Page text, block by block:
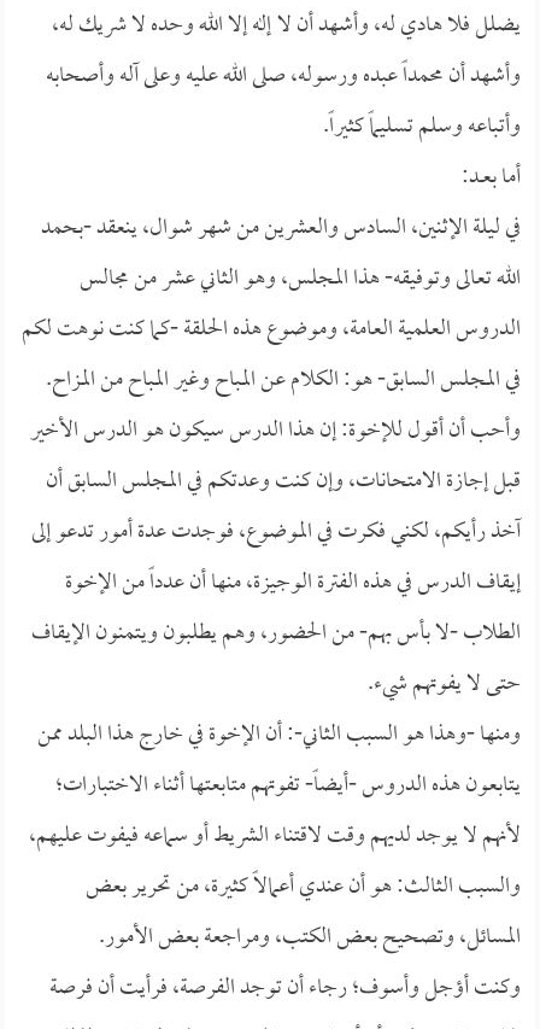
يضلل فلا هادي له، وأشهد أن لا إله إلا الله وحده لا شريك له،
وأشهد أن محمداً عبده ورسوله، صلى الله عليه وعلى آله وأصحابه
وأتباعه وسلم تسليماً كثيراً.
أما بعــد:
في ليلة الإثنين، السادس والعشرين من شهر شوال، ينعقد -بحمد
الله تعالى وتوفيقه- هذا المجلس، وهو الثاني عشر من مجالس
الدروس العلمية العامة، وموضوع هذه الحلقة -كما كنت نوهت لكم
في المجلس السابق- هو: الكلام عن المباح وغير المباح من المزاح.
وأحب أن أقول للإخوة: إن هذا الدرس سيكون هو الدرس الأخير
قبل إجازة الامتحانات، وإن كنت وعدتكم في المجلس السابق أن
آخذ رأيكم، لكني فكرت في الموضوع، فوجدت عدة أمور تدعو إلى
إيقاف الدرس في هذه الفترة الوجيزة، منها أن عدداً من الإخوة
الطلاب -لا بأس بهم- من الحضور، وهم يطلبون ويتمنون الإيقاف
حتى لا يفوتهم شيء.
ومنها -وهذا هو السبب الثاني-: أن الإخوة في خارج هذا البلد ممن
يتابعون هذه الدروس -أيضاً- تفوتهم متابعتها أثناء الاختبارات؛
لأنهم لا يوجد لديهم وقت لاقتناء الشريط أو سماعه فيفوت عليهم،
والسبب الثالث: هو أن عندي أعمالاً كثيرة، من تحرير بعض
المسائل، وتصحيح بعض الكتب، ومراجعة بعض الأمور.
وكنت أؤجل وأسوف؛ رجاء أن توجد الفرصة، فرأيت أن فرصة